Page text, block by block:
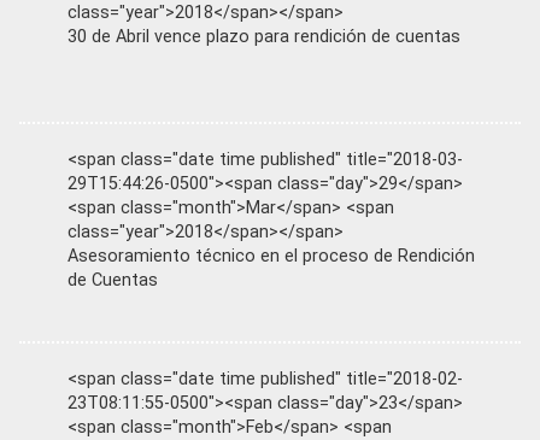
class="year">2018</span></span>
30 de Abril vence plazo para rendición de cuentas
<span class="date time published" title="2018-03-
29T15:44:26-0500"><span class="day">29</span>
<span class="month">Mar</span> <span
class="year">2018</span></span>
Asesoramiento técnico en el proceso de Rendición
de Cuentas
<span class="date time published" title="2018-02-
23T08:11:55-0500"><span class="day">23</span>
<span class="month">Feb</span> <span